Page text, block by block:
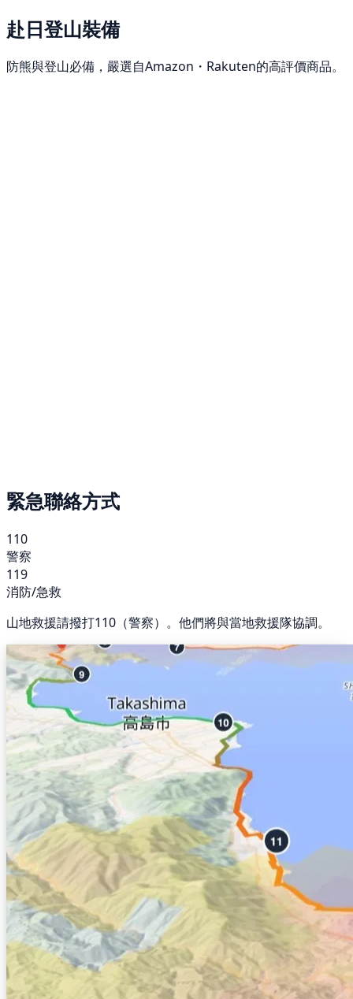
赴日登山裝備
防熊與登山必備，嚴選自Amazon・Rakuten的高評價商品。
緊急聯絡方式
110
警察
119
消防/急救
山地救援請撥打110（警察）。他們將與當地救援隊協調。